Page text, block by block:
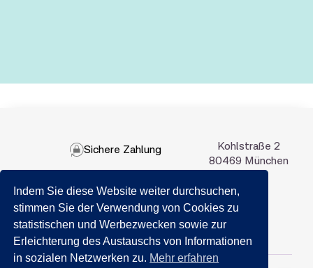
Sichere Zahlung
Kohlstraße 2
80469 München
089 201 50 35
Email:info@getraenkemarkt-nida.com
Indem Sie diese Website weiter durchsuchen,
stimmen Sie der Verwendung von Cookies zu
statistischen und Werbezwecken sowie zur
Erleichterung des Austauschs von Informationen
in sozialen Netzwerken zu. Mehr erfahren